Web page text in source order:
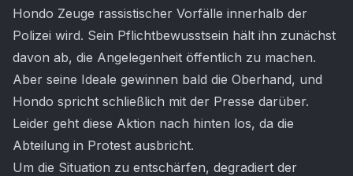
Hondo Zeuge rassistischer Vorfälle innerhalb der
Polizei wird. Sein Pflichtbewusstsein hält ihn zunächst
davon ab, die Angelegenheit öffentlich zu machen.
Aber seine Ideale gewinnen bald die Oberhand, und
Hondo spricht schließlich mit der Presse darüber.
Leider geht diese Aktion nach hinten los, da die
Abteilung in Protest ausbricht.
Um die Situation zu entschärfen, degradiert der